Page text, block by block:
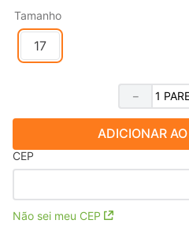
Tamanho
17
－
ADICIONAR
CEP
Não sei meu CEP